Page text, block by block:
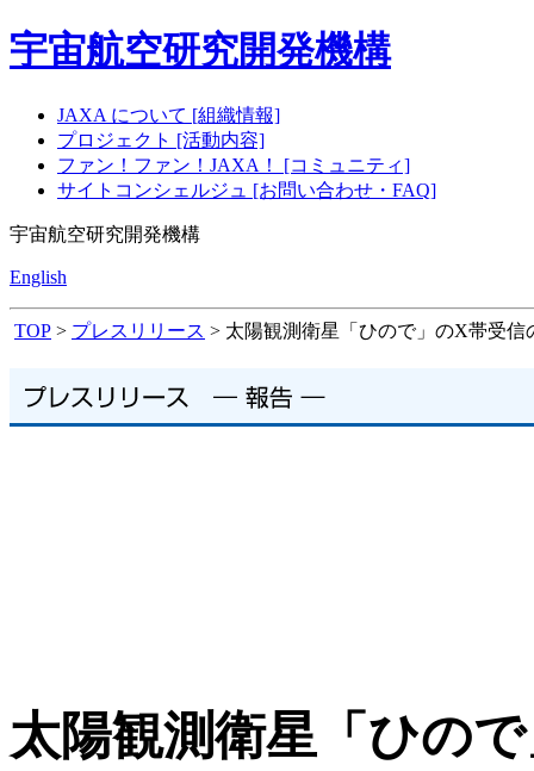
宇宙航空研究開発機構
JAXA について [組織情報]
プロジェクト [活動内容]
ファン！ファン！JAXA！ [コミュニティ]
サイトコンシェルジュ [お問い合わせ・FAQ]
宇宙航空研究開発機構
English
TOP > プレスリリース > 太陽観測衛星「ひので」のX帯受信
太陽観測衛星「ひの